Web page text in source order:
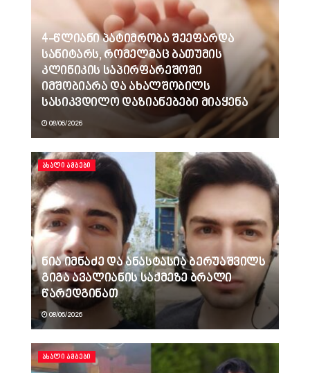
4-წლიანი პატიმრობა შეეფარდა
სანიტარს, რომელმაც ბათუმის
კლინიკის საპირფარეშოში
იმშობიარა და ახალშობილს
სასიკვდილო დაზიანებები მიაყენა
08/06/2026
ᲐᲮᲐᲚᲘ ᲐᲛᲑᲔᲑᲘ
ნია იმნაძე და ანასტასია ბერუაშვილს
გიგა ავალიანის საქმეზე ბრალი
წარედგინათ
08/06/2026
ᲐᲮᲐᲚᲘ ᲐᲛᲑᲔᲑᲘ